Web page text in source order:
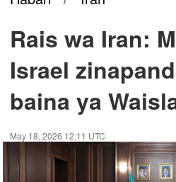
Rais wa Iran:
Israel
baina ya
May 18, 2026 12:11 UTC